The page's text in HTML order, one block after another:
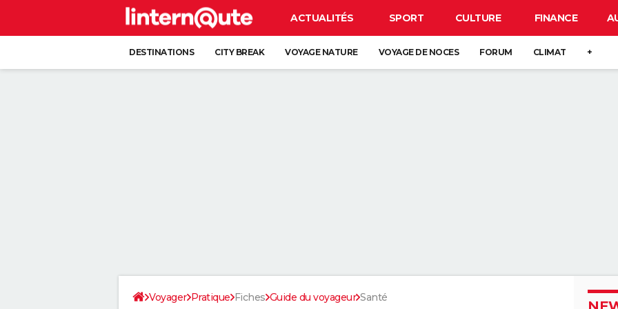
ACTUALITÉS SPORT CULTURE FINANCE
DESTINATIONS CITY BREAK VOYAGE NATURE VOYAGE DE NOCES FORUM CLIMAT +
Voyager Pratique Fiches Guide du voyageur Santé